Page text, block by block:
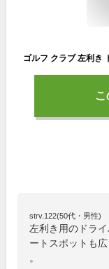
strv.122(50代・男性)
左利き用のドラ
ートスポットも
。